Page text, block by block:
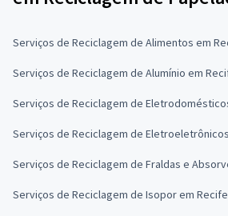
Serviços de Reciclagem de Alimentos em
Serviços de Reciclagem de Alumínio em
Serviços de Reciclagem de
Serviços de Reciclagem de
Serviços de Reciclagem de Fraldas e
Serviços de Reciclagem de Isopor em Recife